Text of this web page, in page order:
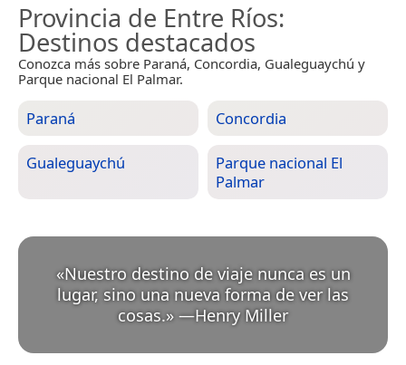
Provincia de Entre Ríos:
Destinos destacados
Conozca más sobre Paraná, Concordia, Gualeguaychú y
Parque nacional El Palmar.
Paraná Concordia
Gualeguaychú
Parque nacional El
Palmar
«Nuestro destino de viaje nunca es un
lugar, sino una nueva forma de ver las
cosas.» —Henry Miller